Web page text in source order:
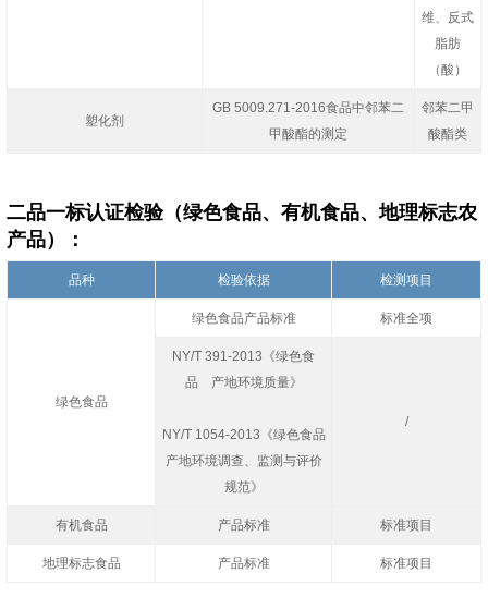
维、反式
脂肪
（酸）
塑化剂
GB 5009.271-2016食品中邻苯二
甲酸酯的测定
邻苯二甲
酸酯类
二品一标认证检验（绿色食品、有机食品、地理标志农
产品）：
品种 检验依据 检测项目
绿色食品
绿色食品产品标准 标准全项
NY/T 391-2013《绿色食
品 产地环境质量》
NY/T 1054-2013《绿色食品
产地环境调查、监测与评价
规范》
/
有机食品 产品标准 标准项目
地理标志食品 产品标准 标准项目